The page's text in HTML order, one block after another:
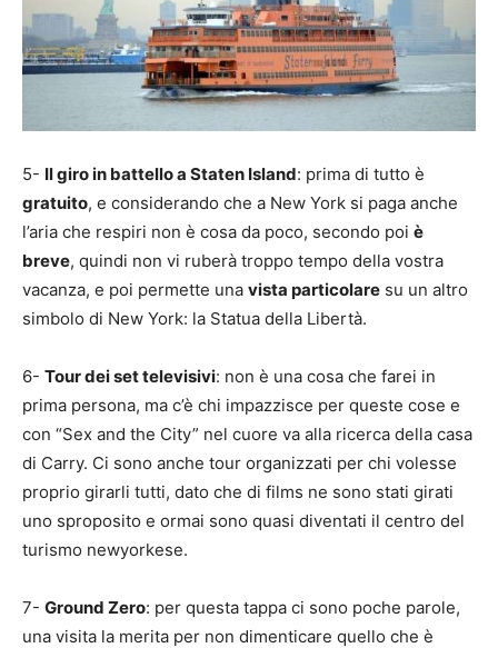
5- Il giro in battello a Staten Island: prima di tutto è
gratuito, e considerando che a New York si paga anche
l’aria che respiri non è cosa da poco, secondo poi è
breve, quindi non vi ruberà troppo tempo della vostra
vacanza, e poi permette una vista particolare su un altro
simbolo di New York: la Statua della Libertà.
6- Tour dei set televisivi: non è una cosa che farei in
prima persona, ma c’è chi impazzisce per queste cose e
con “Sex and the City” nel cuore va alla ricerca della casa
di Carry. Ci sono anche tour organizzati per chi volesse
proprio girarli tutti, dato che di films ne sono stati girati
uno sproposito e ormai sono quasi diventati il centro del
turismo newyorkese.
7- Ground Zero: per questa tappa ci sono poche parole,
una visita la merita per non dimenticare quello che è